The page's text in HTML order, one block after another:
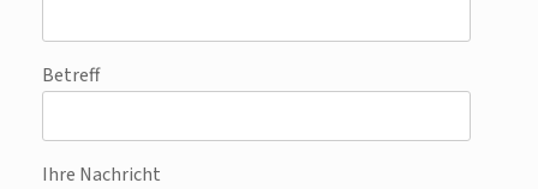
Betreff
Ihre Nachricht